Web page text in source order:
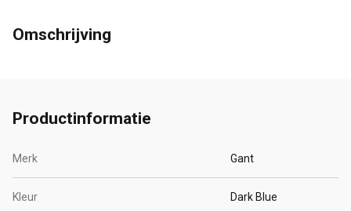
Omschrijving
Productinformatie
Merk Gant
Kleur Dark Blue